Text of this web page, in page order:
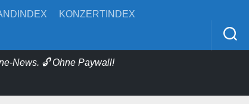
KONZERTINDEX
News. 🔓 Ohne Paywall!